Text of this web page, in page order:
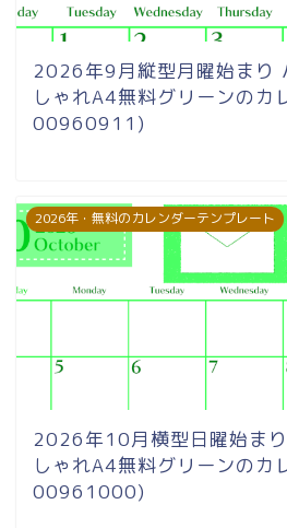
2026年9月縦型月曜始まり
しゃれA4無料グリーンの
00960911)
2026年・無料のカレンダーテンプレート
2026年10月横型日曜始ま
しゃれA4無料グリーンの
00961000)